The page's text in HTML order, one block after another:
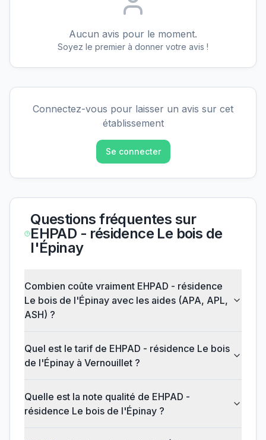
Aucun avis pour le moment.
Soyez le premier à donner votre avis !
Connectez-vous pour laisser un avis sur cet
établissement
Se connecter
Questions fréquentes sur
EHPAD - résidence Le bois de
l'Épinay
Combien coûte vraiment EHPAD - résidence
Le bois de l'Épinay avec les aides (APA, APL,
ASH) ?
Quel est le tarif de EHPAD - résidence Le bois
de l'Épinay à Vernouillet ?
Quelle est la note qualité de EHPAD -
résidence Le bois de l'Épinay ?